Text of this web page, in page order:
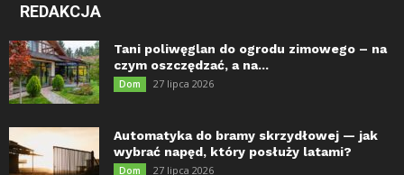
REDAKCJA
Tani poliwęglan do ogrodu zimowego – na
czym oszczędzać, a na...
Dom 27 lipca 2026
Automatyka do bramy skrzydłowej — jak
wybrać napęd, który posłuży latami?
Dom 27 lipca 2026